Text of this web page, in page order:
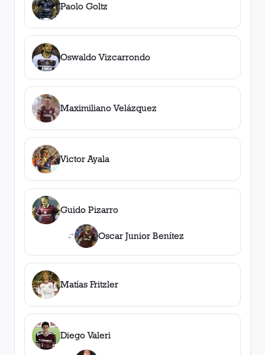
Paolo Goltz
Oswaldo Vizcarrondo
Maximiliano Velázquez
Victor Ayala
Guido Pizarro
Oscar Junior Benítez
Matías Fritzler
Diego Valeri